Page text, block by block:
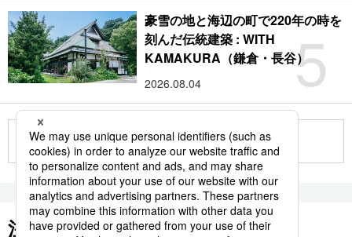
5
豪雪の地と海辺の町で220年の時を
刻んだ伝統建築 : WITH
KAMAKURA（鎌倉・長谷）
2026.08.04
もっと見る
注目のキーワード